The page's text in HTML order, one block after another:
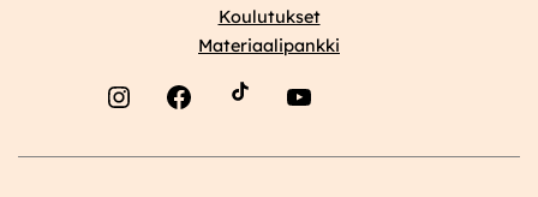
Koulutukset
Materiaalipankki